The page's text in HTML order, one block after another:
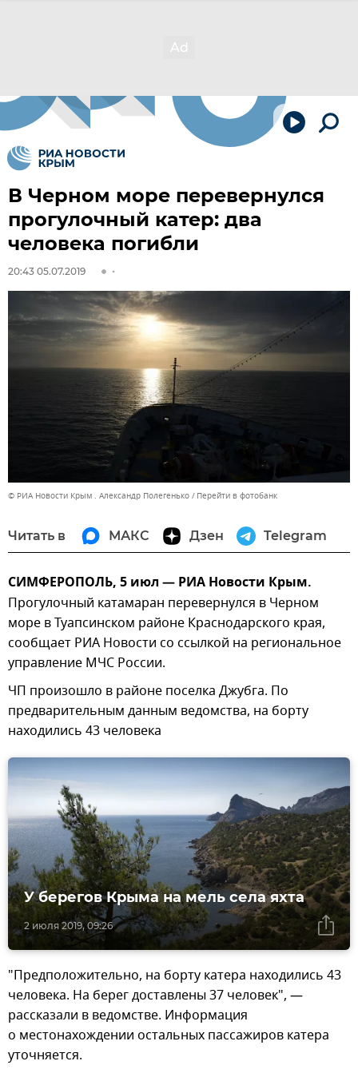
В Черном море перевернулся
прогулочный катер: два
человека погибли
20:43 05.07.2019
© РИА Новости Крым . Александр Полегенько Перейти в фотобанк
Читать в МАКС Дзен Telegram
СИМФЕРОПОЛЬ, 5 июл — РИА Новости Крым.
Прогулочный катамаран перевернулся в Черном
море в Туапсинском районе Краснодарского края,
сообщает РИА Новости со ссылкой на региональное
управление МЧС России.
ЧП произошло в районе поселка Джубга. По
предварительным данным ведомства, на борту
находились 43 человека
2 июля 2019, 09:26
У берегов Крыма на мель села яхта
"Предположительно, на борту катера находились 43
человека. На берег доставлены 37 человек", —
рассказали в ведомстве. Информация
о местонахождении остальных пассажиров катера
уточняется.